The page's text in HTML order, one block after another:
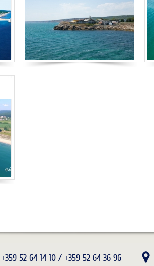
+359 52 64 14 10 / +359 52 64 36 96